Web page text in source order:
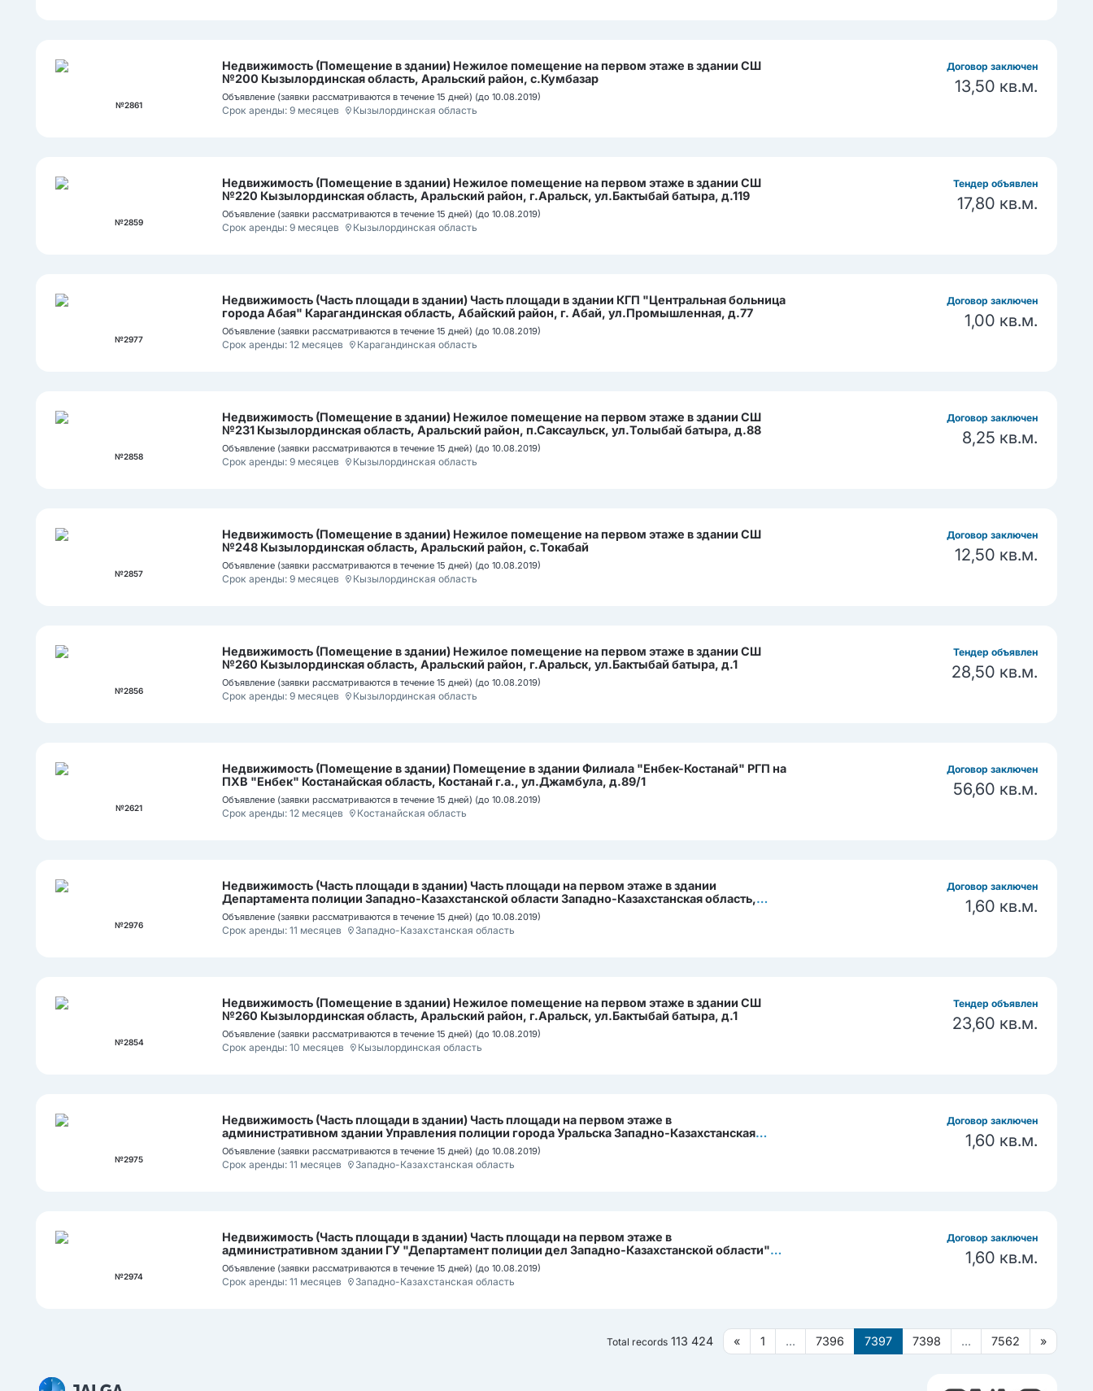
№2861
Недвижимость (Помещение в здании) Нежилое помещение на первом этаже в здании СШ
№200 Кызылординская область, Аральский район, с.Кумбазар
Объявление (заявки рассматриваются в течение 15 дней) (до 10.08.2019)
Срок аренды: 9 месяцев Кызылординская область
Договор заключен
13,50 кв.м.
№2859
Недвижимость (Помещение в здании) Нежилое помещение на первом этаже в здании СШ
№220 Кызылординская область, Аральский район, г.Аральск, ул.Бактыбай батыра, д.119
Объявление (заявки рассматриваются в течение 15 дней) (до 10.08.2019)
Срок аренды: 9 месяцев Кызылординская область
Тендер объявлен
17,80 кв.м.
№2977
Недвижимость (Часть площади в здании) Часть площади в здании КГП "Центральная больница
города Абая" Карагандинская область, Абайский район, г. Абай, ул.Промышленная, д.77
Объявление (заявки рассматриваются в течение 15 дней) (до 10.08.2019)
Срок аренды: 12 месяцев Карагандинская область
Договор заключен
1,00 кв.м.
№2858
Недвижимость (Помещение в здании) Нежилое помещение на первом этаже в здании СШ
№231 Кызылординская область, Аральский район, п.Саксаульск, ул.Толыбай батыра, д.88
Объявление (заявки рассматриваются в течение 15 дней) (до 10.08.2019)
Срок аренды: 9 месяцев Кызылординская область
Договор заключен
8,25 кв.м.
№2857
Недвижимость (Помещение в здании) Нежилое помещение на первом этаже в здании СШ
№248 Кызылординская область, Аральский район, с.Токабай
Объявление (заявки рассматриваются в течение 15 дней) (до 10.08.2019)
Срок аренды: 9 месяцев Кызылординская область
Договор заключен
12,50 кв.м.
№2856
Недвижимость (Помещение в здании) Нежилое помещение на первом этаже в здании СШ
№260 Кызылординская область, Аральский район, г.Аральск, ул.Бактыбай батыра, д.1
Объявление (заявки рассматриваются в течение 15 дней) (до 10.08.2019)
Срок аренды: 9 месяцев Кызылординская область
Тендер объявлен
28,50 кв.м.
№2621
Недвижимость (Помещение в здании) Помещение в здании Филиала "Енбек-Костанай" РГП на
ПХВ "Енбек" Костанайская область, Костанай г.а., ул.Джамбула, д.89/1
Объявление (заявки рассматриваются в течение 15 дней) (до 10.08.2019)
Срок аренды: 12 месяцев Костанайская область
Договор заключен
56,60 кв.м.
№2976
Недвижимость (Часть площади в здании) Часть площади на первом этаже в здании
Департамента полиции Западно-Казахстанской области Западно-Казахстанская область,
Уральск г.а., ул. Е.Пугачева, д. 45
Объявление (заявки рассматриваются в течение 15 дней) (до 10.08.2019)
Срок аренды: 11 месяцев Западно-Казахстанская область
Договор заключен
1,60 кв.м.
№2854
Недвижимость (Помещение в здании) Нежилое помещение на первом этаже в здании СШ
№260 Кызылординская область, Аральский район, г.Аральск, ул.Бактыбай батыра, д.1
Объявление (заявки рассматриваются в течение 15 дней) (до 10.08.2019)
Срок аренды: 10 месяцев Кызылординская область
Тендер объявлен
23,60 кв.м.
№2975
Недвижимость (Часть площади в здании) Часть площади на первом этаже в
административном здании Управления полиции города Уральска Западно-Казахстанская
область, Уральск г.а., ул. Ш.Айталиева, д. 10
Объявление (заявки рассматриваются в течение 15 дней) (до 10.08.2019)
Срок аренды: 11 месяцев Западно-Казахстанская область
Договор заключен
1,60 кв.м.
№2974
Недвижимость (Часть площади в здании) Часть площади на первом этаже в
административном здании ГУ "Департамент полиции дел Западно-Казахстанской области"
Западно-Казахстанская область, Уральск г.а., ул. Гагарина, ст-е 2/5Н
Объявление (заявки рассматриваются в течение 15 дней) (до 10.08.2019)
Срок аренды: 11 месяцев Западно-Казахстанская область
Договор заключен
1,60 кв.м.
Total records113 424 « 1 ... 7396 7397 7398 ... 7562 »